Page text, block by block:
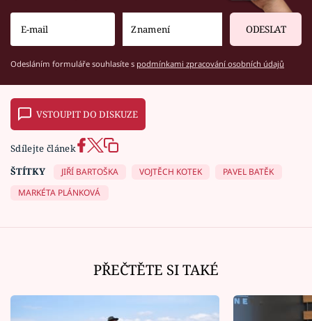
ODESLAT
Odesláním formuláře souhlasíte s podmínkami zpracování osobních údajů
VSTOUPIT DO DISKUZE
Sdílejte článek
ŠTÍTKY
JIŘÍ BARTOŠKA VOJTĚCH KOTEK
PAVEL BATĚK
MARKÉTA PLÁNKOVÁ
PŘEČTĚTE SI TAKÉ